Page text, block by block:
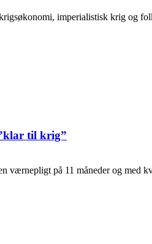
imperialistisk krig og
til krig”
værnepligt på 11 måneder og med